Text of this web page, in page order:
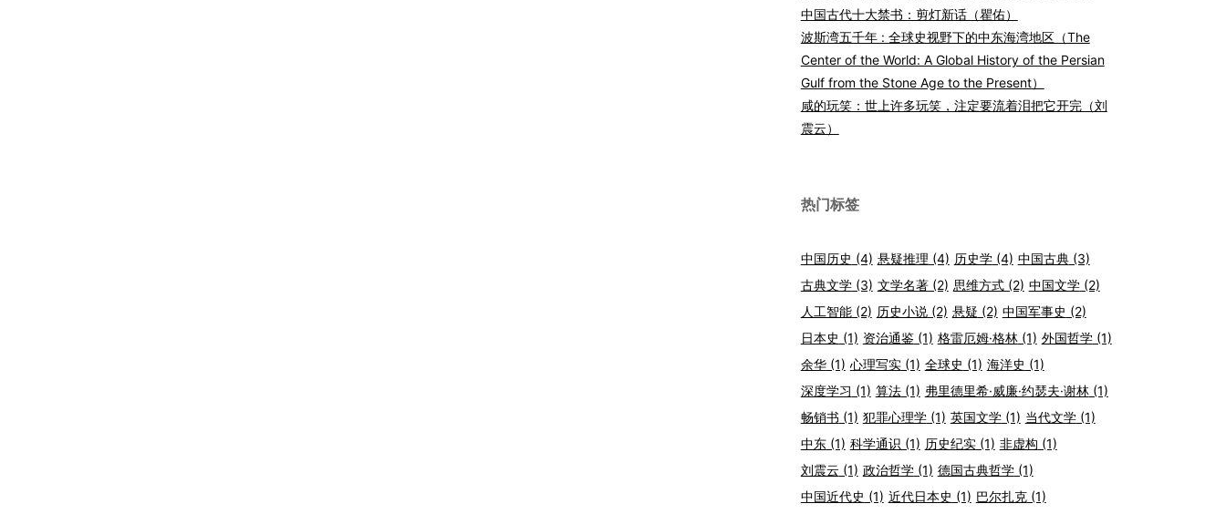
中国古代十大禁书：剪灯新话（瞿佑）
波斯湾五千年 : 全球史视野下的中东海湾地区（The
Center of the World: A Global History of the Persian
Gulf from the Stone Age to the Present）
咸的玩笑：世上许多玩笑，注定要流着泪把它开完（刘
震云）
热门标签
中国历史 (4) 悬疑推理 (4) 历史学(4) 中国古典(3)
古典文学(3) 文学名著(2) 思维方式(2) 中国文学(2)
人工智能(2) 历史小说(2) 悬疑 (2) 中国军事史 (2)
日本史 (1) 资治通鉴(1) 格雷厄姆·格林(1) 外国哲学(1)
余华(1) 心理写实(1) 全球史 (1) 海洋史 (1)
深度学习 (1) 算法(1) 弗里德里希·威廉·约瑟夫·谢林(1)
畅销书 (1) 犯罪心理学(1) 英国文学(1) 当代文学(1)
中东(1) 科学通识 (1) 历史纪实(1) 非虚构 (1)
刘震云 (1) 政治哲学(1) 德国古典哲学(1)
中国近代史 (1) 近代日本史 (1) 巴尔扎克(1)